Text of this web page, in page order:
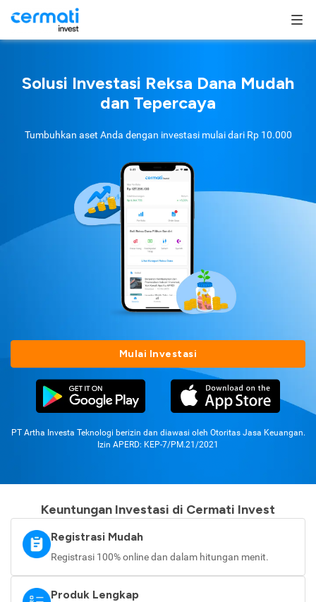
Solusi Investasi Reksa Dana Mudah
dan Tepercaya
Tumbuhkan aset Anda dengan investasi mulai dari Rp 10.000
Mulai Investasi
PT Artha Investa Teknologi berizin dan diawasi oleh Otoritas Jasa Keuangan.
Izin APERD: KEP-7/PM.21/2021
Keuntungan Investasi di Cermati Invest
Registrasi Mudah
Registrasi 100% online dan dalam hitungan menit.
Produk Lengkap